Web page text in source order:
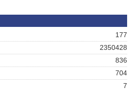
177
2350428
836
704
7